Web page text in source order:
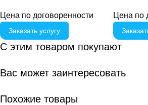
Цена по договоренности
Заказать услугу
Цена по
С этим товаром покупают
Вас может заинтересовать
Похожие товары